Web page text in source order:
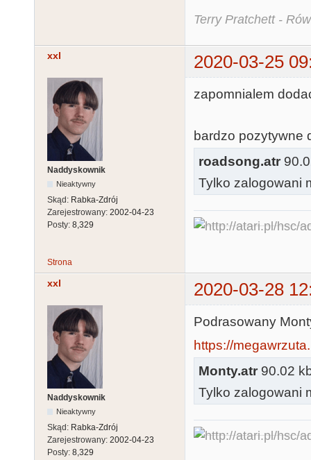
Terry Pratchett -
xxl 2020-03-25
Naddyskownik
Nieaktywny
Skąd: Rabka-Zdrój
Zarejestrowany: 2002-04-23
Posty: 8,329
zapomnialem
bardzo pozytywne
roadsong.atr
Tylko zalogowani
Strona
xxl 2020-03-28
Naddyskownik
Nieaktywny
Skąd: Rabka-Zdrój
Zarejestrowany: 2002-04-23
Posty: 8,329
Podrasowany
https://
Monty.atr 90.02
Tylko zalogowani